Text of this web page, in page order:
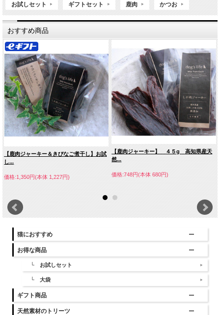
お試しセット ギフトセット 鹿肉 かつお
おすすめ商品
【鹿肉ジャーキー＆きびなご煮干し】お試
し...
価格:1,350円(本体 1,227円)
【鹿肉ジャーキー】 ４５g 高知県産天
然...
価格:748円(本体 680円)
猫におすすめ
お得な商品
└ お試しセット
└ 大袋
ギフト商品
天然素材のトリーツ